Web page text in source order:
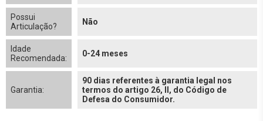
Possui
Articulação?
Não
Idade
Recomendada:
0-24 meses
Garantia:
90 dias referentes à garantia legal nos
termos do artigo 26, II, do Código de
Defesa do Consumidor.